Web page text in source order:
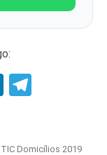
LinkedIn
TIC Domicílios 2019